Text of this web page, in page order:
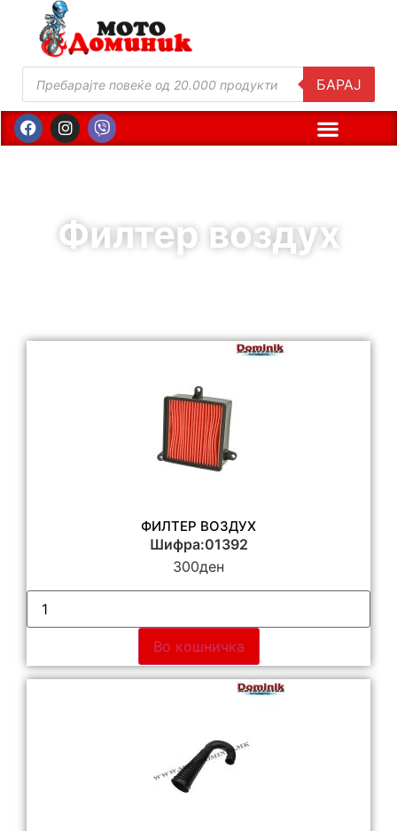
БАРАЈ
Филтер воздух
ФИЛТЕР ВОЗДУХ
Шифра:01392
300ден
Во кошничка